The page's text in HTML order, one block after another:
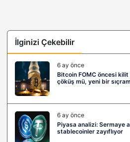
İlginizi Çekebilir
6 ay önce
Bitcoin FOMC öncesi
çöküş mü, yeni bir
6 ay önce
Piyasa analizi: Sermaye
stablecoinler zayıflıyor